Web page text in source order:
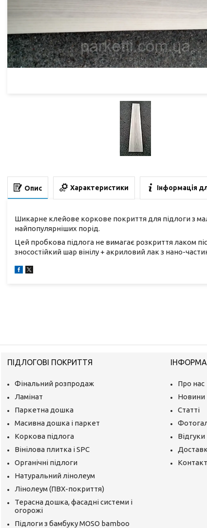
Опис Характеристики Інформація
Шикарне клейове коркове покриття для підлоги з
найпопулярніших порід.
Цей пробкова підлога не вимагає розкриття лаком
зносостійкий шар вінілу + акриловий лак з нано-
ПІДЛОГОВІ ПОКРИТТЯ
Фінальний розпродаж
Ламінат
Паркетна дошка
Масивна дошка і паркет
Коркова підлога
Вінілова плитка і SPC
Органічні підлоги
Натуральний лінолеум
Лінолеум (ПВХ-покриття)
Терасна дошка, фасадні системи і
огорожі
Підлоги з бамбуку MOSO bamboo
Про нас
Новини
Статті
Відгуки